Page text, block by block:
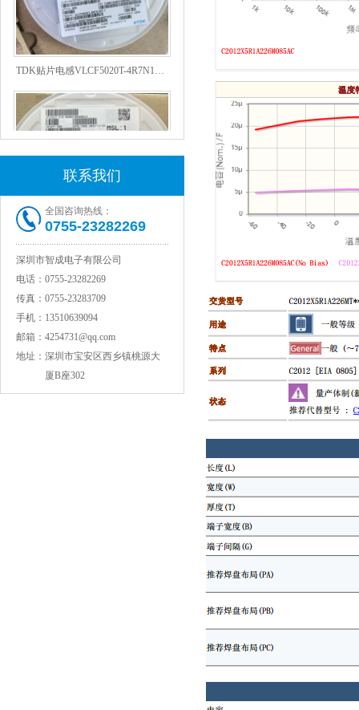
TDK贴片电感VLCF5020T-4R7N1R7-1
联系我们
全国咨询热线：
0755-23282269
深圳市智成电子有限公司
电话： 0755-23282269
传真： 0755-23283709
手机： 13510639094
邮箱： 4254731@qq.com
地址： 深圳市宝安区西乡镇桃源大
厦B座302